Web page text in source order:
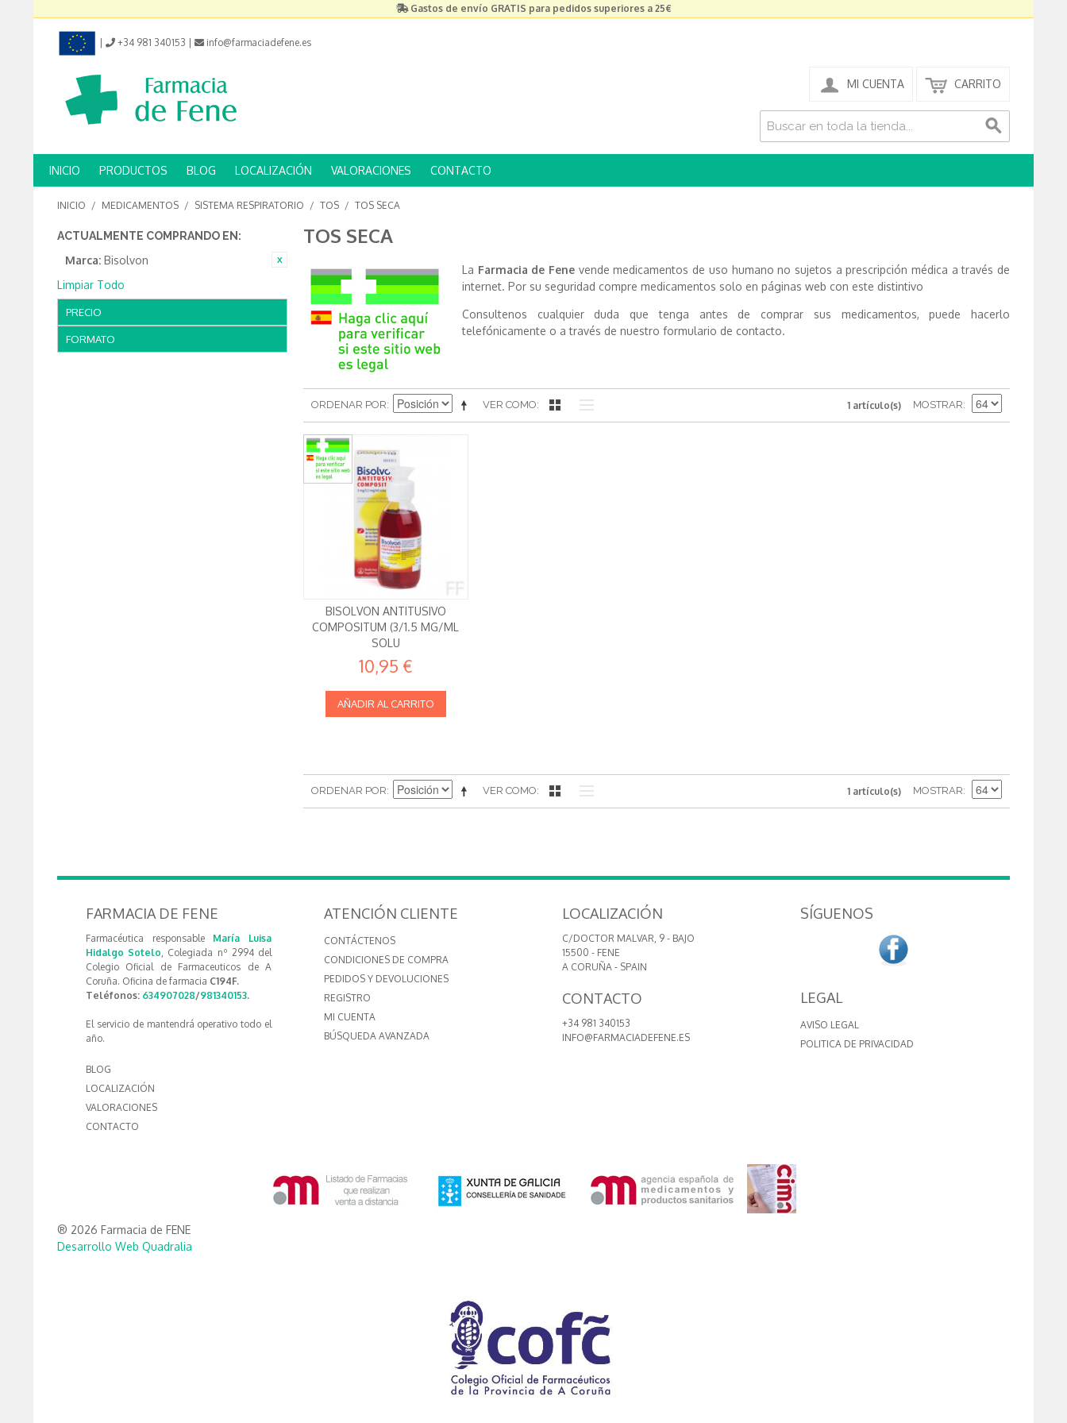
Gastos de envío GRATIS para pedidos superiores a 25€
+34 981 340153 info@farmaciadefene.es
MI CUENTA CARRITO
INICIO PRODUCTOS BLOG LOCALIZACIÓN VALORACIONES CONTACTO
INICIO / MEDICAMENTOS / SISTEMA RESPIRATORIO / TOS / TOS SECA
ACTUALMENTE COMPRANDO EN:
Marca: Bisolvon
Limpiar Todo
PRECIO
FORMATO
TOS SECA
La Farmacia de Fene vende medicamentos de uso humano no sujetos a prescripción médica a través de
internet. Por su seguridad compre medicamentos solo en páginas web con este distintivo
Consultenos cualquier duda que tenga antes de comprar sus medicamentos, puede hacerlo
telefónicamente o a través de nuestro formulario de contacto.
VER COMO
ORDENAR POR 1 artículo(s) MOSTRAR
BISOLVON ANTITUSIVO
COMPOSITUM (3/1.5 MG/ML
SOLU
10,95 €
AÑADIR AL CARRITO
VER COMO
ORDENAR POR 1 artículo(s) MOSTRAR
FARMACIA DE FENE
Farmacéutica responsable María Luisa
Hidalgo Sotelo, Colegiada nº 2994 del
Colegio Oficial de Farmaceuticos de A
Coruña. Oficina de farmacia C194F.
Teléfonos: 634907028/981340153.
El servicio de mantendrá operativo todo el
año.
BLOG
LOCALIZACIÓN
VALORACIONES
CONTACTO
ATENCIÓN CLIENTE
CONTÁCTENOS
CONDICIONES DE COMPRA
PEDIDOS Y DEVOLUCIONES
REGISTRO
MI CUENTA
BÚSQUEDA AVANZADA
LOCALIZACIÓN
C/DOCTOR MALVAR, 9 - BAJO
15500 - FENE
A CORUÑA - SPAIN
CONTACTO
+34 981 340153
INFO@FARMACIADEFENE.ES
SÍGUENOS
LEGAL
AVISO LEGAL
POLITICA DE PRIVACIDAD
® 2026 Farmacia de FENE
Desarrollo Web Quadralia